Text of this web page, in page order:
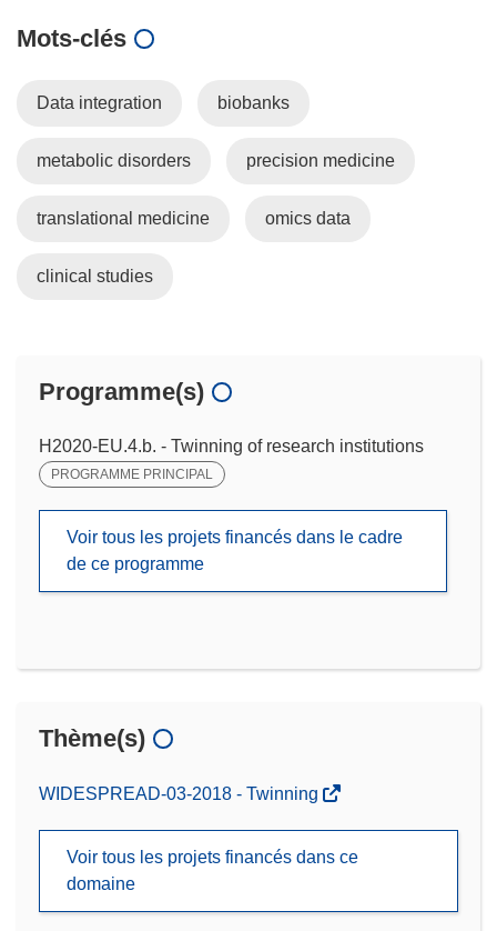
Mots‑clés
Data integration biobanks
metabolic disorders precision medicine
translational medicine omics data
clinical studies
Programme(s)
H2020-EU.4.b. - Twinning of research institutions
PROGRAMME PRINCIPAL
Voir tous les projets financés dans le cadre
de ce programme
Thème(s)
WIDESPREAD-03-2018 - Twinning
Voir tous les projets financés dans ce
domaine